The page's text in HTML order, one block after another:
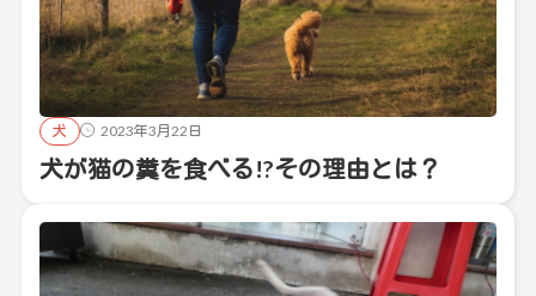
犬 2023年3月22日
犬が猫の糞を食べる!?その理由とは？